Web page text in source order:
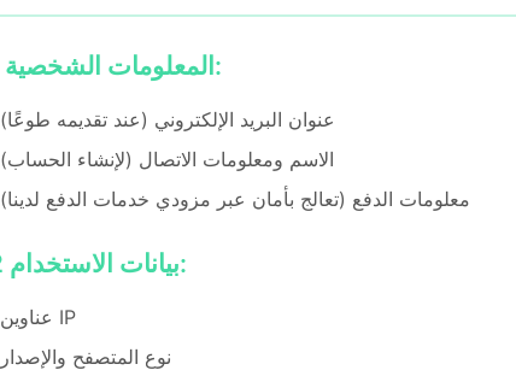
1.1 المعلومات الشخصية:
عنوان البريد الإلكتروني (عند تقديمه طوعًا)
الاسم ومعلومات الاتصال (لإنشاء الحساب)
معلومات الدفع (تعالج بأمان عبر مزودي خدمات الدفع لدينا)
1.2 بيانات الاستخدام:
عناوين IP
نوع المتصفح والإصدار